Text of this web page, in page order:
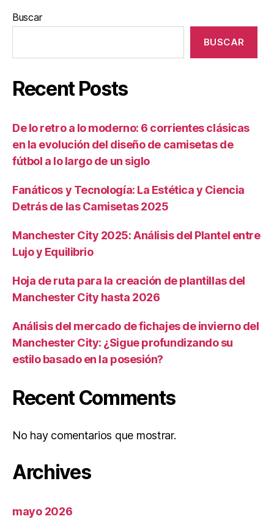
Buscar
BUSCAR
Recent Posts
De lo retro a lo moderno: 6 corrientes clásicas
en la evolución del diseño de camisetas de
fútbol a lo largo de un siglo
Fanáticos y Tecnología: La Estética y Ciencia
Detrás de las Camisetas 2025
Manchester City 2025: Análisis del Plantel entre
Lujo y Equilibrio
Hoja de ruta para la creación de plantillas del
Manchester City hasta 2026
Análisis del mercado de fichajes de invierno del
Manchester City: ¿Sigue profundizando su
estilo basado en la posesión?
Recent Comments
No hay comentarios que mostrar.
Archives
mayo 2026